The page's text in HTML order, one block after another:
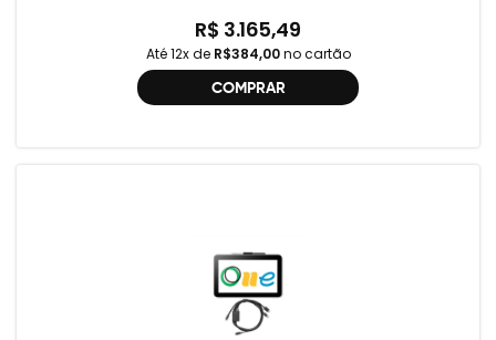
R$ 3.165,49
Até 12x de R$384,00no cartão
COMPRAR